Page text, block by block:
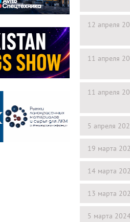
12 апреля
11 апреля
11 апреля
5 апреля
19 марта
14 марта
13 марта
5 марта